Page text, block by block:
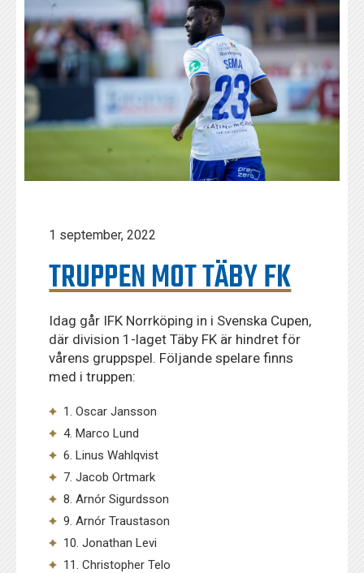
1 september, 2022
TRUPPEN MOT TÄBY FK
Idag går IFK Norrköping in i Svenska Cupen,
där division 1-laget Täby FK är hindret för
vårens gruppspel. Följande spelare finns
med i truppen:
1. Oscar Jansson
4. Marco Lund
6. Linus Wahlqvist
7. Jacob Ortmark
8. Arnór Sigurdsson
9. Arnór Traustason
10. Jonathan Levi
11. Christopher Telo